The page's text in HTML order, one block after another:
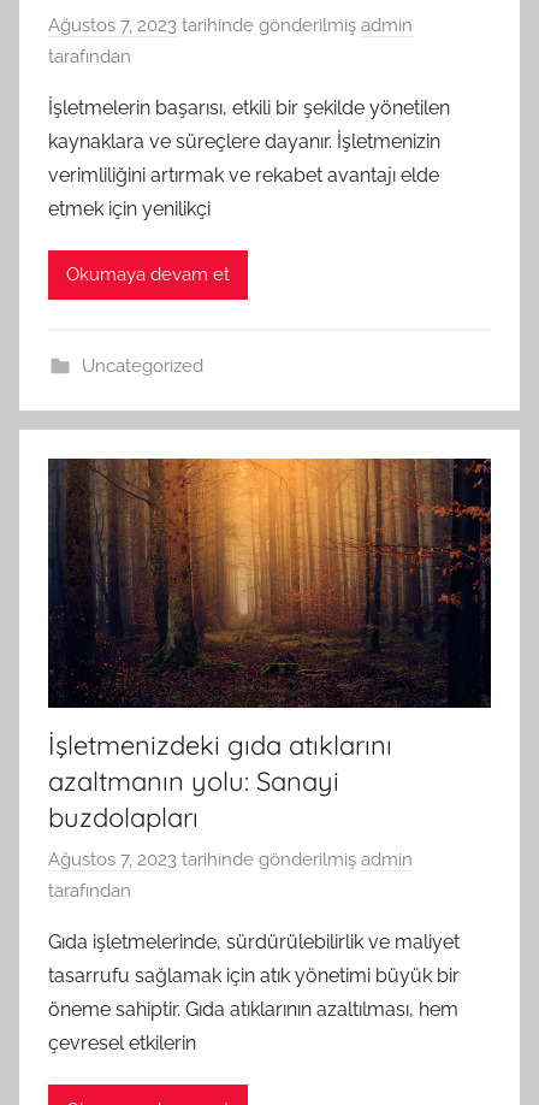
Ağustos 7, 2023 tarihinde gönderilmiş admin
tarafından
İşletmelerin başarısı, etkili bir şekilde yönetilen
kaynaklara ve süreçlere dayanır. İşletmenizin
verimliliğini artırmak ve rekabet avantajı elde
etmek için yenilikçi
Okumaya devam et
Uncategorized
İşletmenizdeki gıda atıklarını
azaltmanın yolu: Sanayi
buzdolapları
Ağustos 7, 2023 tarihinde gönderilmiş admin
tarafından
Gıda işletmelerinde, sürdürülebilirlik ve maliyet
tasarrufu sağlamak için atık yönetimi büyük bir
öneme sahiptir. Gıda atıklarının azaltılması, hem
çevresel etkilerin